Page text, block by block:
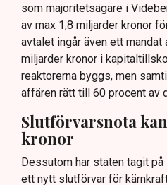
som majoritetsägare i
av max 1,8 miljarder kronor
avtalet ingår även ett
miljarder kronor i
reaktorerna byggs, men
affären rätt till 60 procent av
Slutförvarsnota
kronor
Dessutom har staten tagit
ett nytt slutförvar för